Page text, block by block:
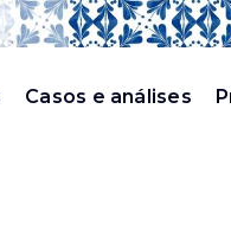
Casos e análises